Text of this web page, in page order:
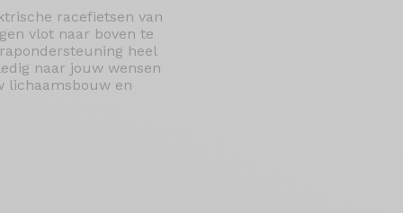
racefietsen van
vlot naar boven te
heel
naar jouw wensen
lichaamsbouw en